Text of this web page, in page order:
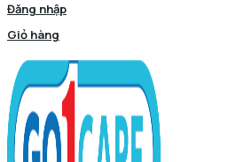
Đăng nhập
Giỏ hàng